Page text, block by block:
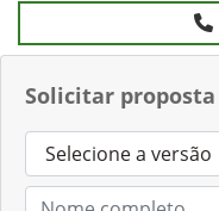
Solicitar proposta